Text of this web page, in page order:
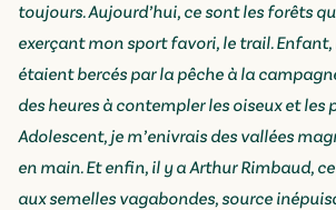
toujours. Aujourd’hui, ce sont les forêts
exerçant mon sport favori, le trail. Enfant,
étaient bercés par la pêche à la
des heures à contempler les oiseux et les
Adolescent, je m’enivrais des vallées
en main. Et enfin, il y a Arthur Rimbaud,
aux semelles vagabondes, source